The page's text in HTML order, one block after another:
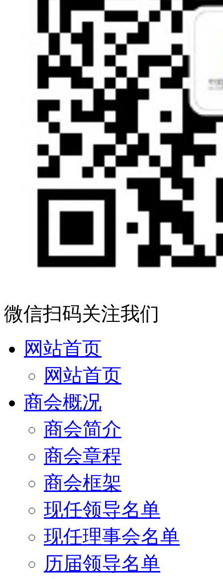
微信扫码关注我们
网站首页
网站首页
商会概况
商会简介
商会章程
商会框架
现任领导名单
现任理事会名单
历届领导名单